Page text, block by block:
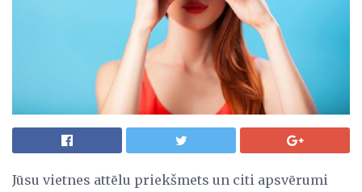
Jūsu vietnes attēlu priekšmets un citi apsvērumi